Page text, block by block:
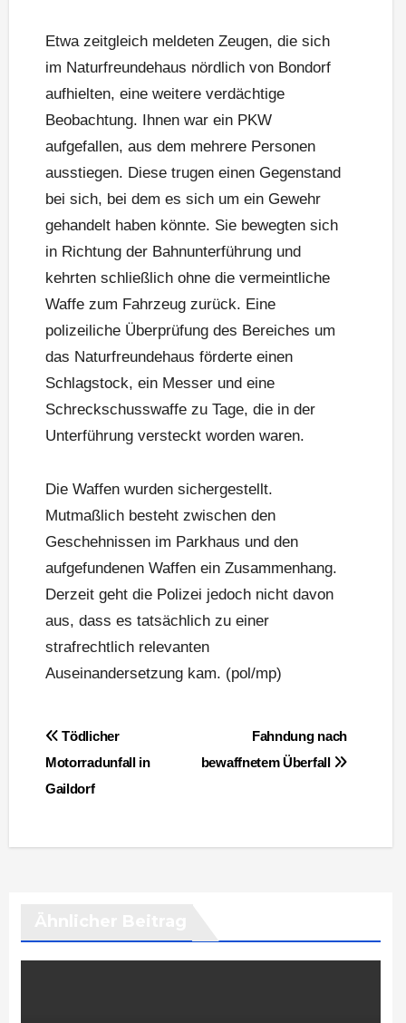
Etwa zeitgleich meldeten Zeugen, die sich
im Naturfreundehaus nördlich von Bondorf
aufhielten, eine weitere verdächtige
Beobachtung. Ihnen war ein PKW
aufgefallen, aus dem mehrere Personen
ausstiegen. Diese trugen einen Gegenstand
bei sich, bei dem es sich um ein Gewehr
gehandelt haben könnte. Sie bewegten sich
in Richtung der Bahnunterführung und
kehrten schließlich ohne die vermeintliche
Waffe zum Fahrzeug zurück. Eine
polizeiliche Überprüfung des Bereiches um
das Naturfreundehaus förderte einen
Schlagstock, ein Messer und eine
Schreckschusswaffe zu Tage, die in der
Unterführung versteckt worden waren.
Die Waffen wurden sichergestellt.
Mutmaßlich besteht zwischen den
Geschehnissen im Parkhaus und den
aufgefundenen Waffen ein Zusammenhang.
Derzeit geht die Polizei jedoch nicht davon
aus, dass es tatsächlich zu einer
strafrechtlich relevanten
Auseinandersetzung kam. (pol/mp)
Beitragsnavigation
Fahndung nach
bewaffnetem Überfall
Tödlicher
Motorradunfall in
Gaildorf